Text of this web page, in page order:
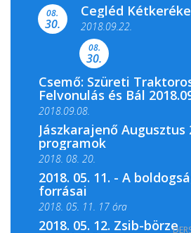
Színes és tartalmas
Csemői Községi Könyvtár
08.
30.
Cegléd
2018.09.22.
08.
30.
Csemő: Szüreti
Felvonulás és Bál
2018.09.08.
Jászkarajenő Augusztus
programok
2018. 08. 20.
2018. 05. 11. - A
forrásai
2018. 05. 11. 17 óra
2018. 05. 12. Zsib-börze